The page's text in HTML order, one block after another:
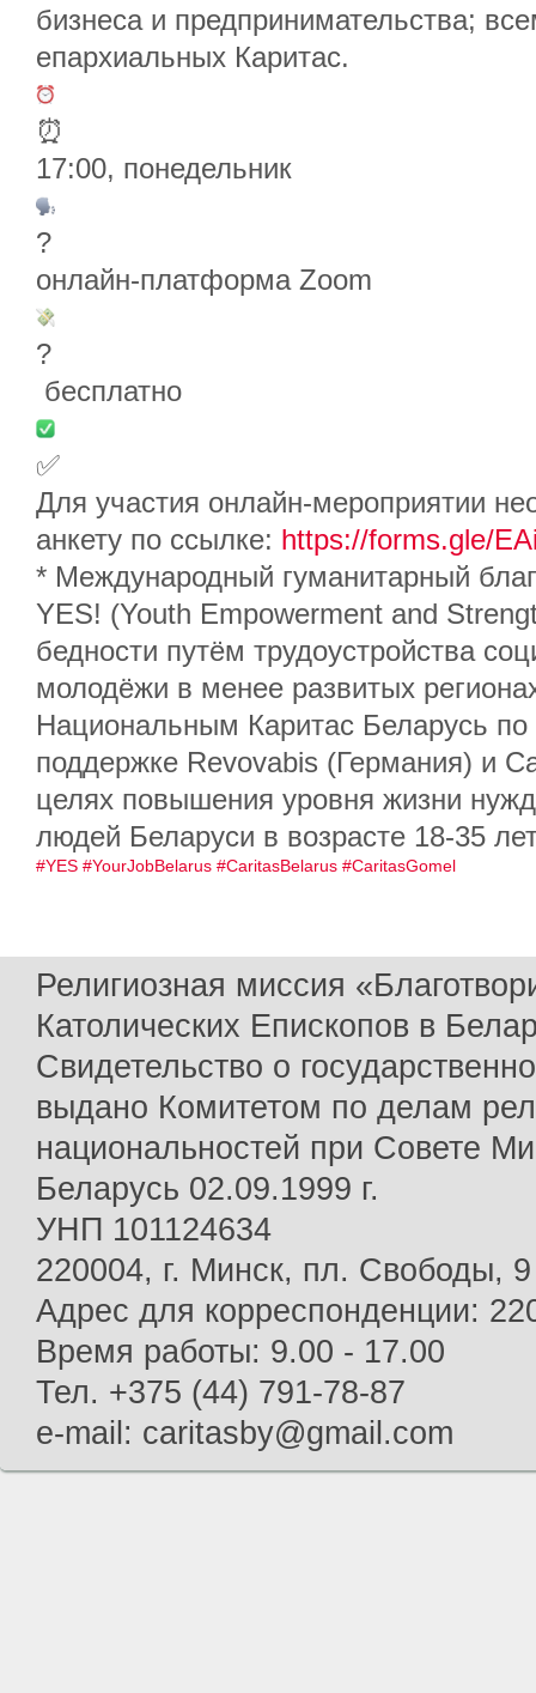
бизнеса и предпринимательства;
епархиальных Каритас.
⏰
17:00, понедельник
?️
онлайн-платформа Zoom
?
бесплатно
✅
Для участия онлайн-мероприятии
анкету по ссылке: https://forms.gle/
* Международный гуманитарный
YES! (Youth Empowerment and
бедности путём трудоустройства
молодёжи в менее развитых
Национальным Каритас Беларусь по
поддержке Revovabis (Германия) и
целях повышения уровня жизни
людей Беларуси в возрасте 18-35
#YES #YourJobBelarus #CaritasBelarus #CaritasGomel
Религиозная миссия
Католических Епископов в
Свидетельство о
выдано Комитетом по делам
национальностей при Совете
Беларусь 02.09.1999 г.
УНП 101124634
220004, г. Минск, пл. Свободы, 9
Адрес для корреспонденции:
Время работы: 9.00 - 17.00
Тел. +375 (44) 791-78-87
e-mail: caritasby@gmail.com